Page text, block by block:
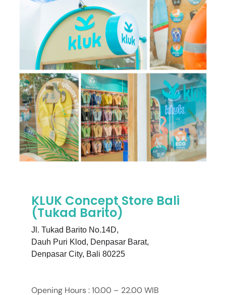
KLUK Concept Store Bali
(Tukad Barito)
Jl. Tukad Barito No.14D,
Dauh Puri Klod, Denpasar Barat,
Denpasar City, Bali 80225
Opening Hours : 10.00 – 22.00 WIB